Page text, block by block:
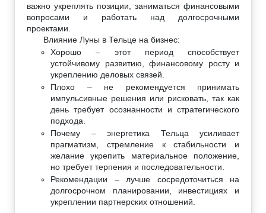
важно укреплять позиции, заниматься финансовыми
вопросами и работать над долгосрочными
проектами.
Влияние Луны в Тельце на бизнес:
Хорошо – этот период способствует
устойчивому развитию, финансовому росту и
укреплению деловых связей.
Плохо – не рекомендуется принимать
импульсивные решения или рисковать, так как
день требует осознанности и стратегического
подхода.
Почему – энергетика Тельца усиливает
прагматизм, стремление к стабильности и
желание укрепить материальное положение,
но требует терпения и последовательности.
Рекомендации – лучше сосредоточиться на
долгосрочном планировании, инвестициях и
укреплении партнерских отношений.